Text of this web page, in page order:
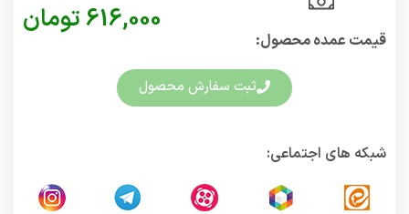
قیمت عمده محصول:​
616,000تومان
ثبت سفارش محصول
شبکه های اجتماعی: